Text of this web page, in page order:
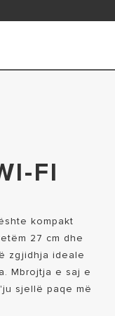
ME GAZ
FI
kompakt
27 cm dhe
zgjidhja ideale
Mbrojtja e saj e
sjellë paqe më